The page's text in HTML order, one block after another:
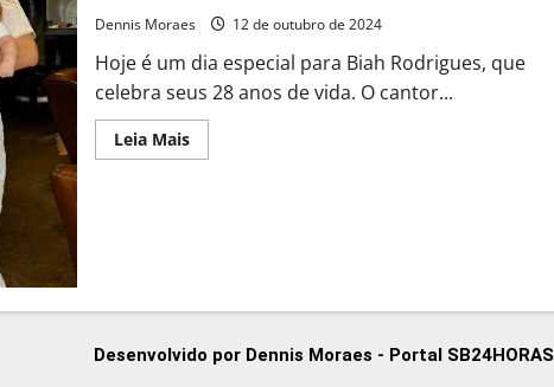
Dennis Moraes 12 de outubro de 2024
Hoje é um dia especial para Biah Rodrigues, que
celebra seus 28 anos de vida. O cantor...
Leia Mais
Desenvolvido por Dennis Moraes - Portal SB24HORAS